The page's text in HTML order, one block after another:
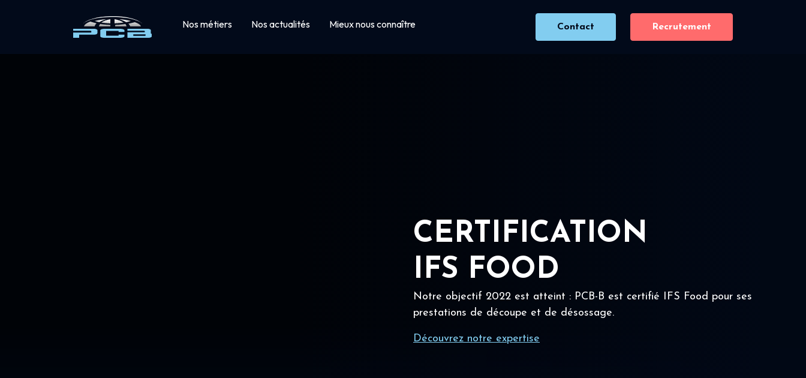
Nos métiers Nos actualités Mieux nous connaître Contact Recrutement
CERTIFICATION
IFS FOOD
Notre objectif 2022 est atteint : PCB-B est certifié IFS Food pour ses
prestations de découpe et de désossage.
Découvrez notre expertise